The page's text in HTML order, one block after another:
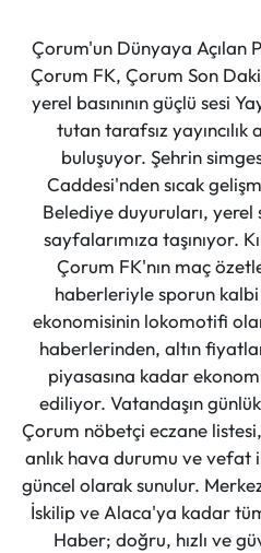
Çorum'un Dünyaya Açılan
Çorum FK, Çorum Son
yerel basınının güçlü sesi
tutan tarafsız yayıncılık
buluşuyor. Şehrin
Caddesi'nden sıcak
Belediye duyuruları,
sayfalarımıza taşınıyor.
Çorum FK'nın maç
haberleriyle sporun
ekonomisinin lokomotifi
haberlerinden, altın
piyasasına kadar
ediliyor. Vatandaşın
Çorum nöbetçi eczane
anlık hava durumu ve
güncel olarak sunulur.
İskilip ve Alaca'ya kadar
Haber; doğru, hızlı ve